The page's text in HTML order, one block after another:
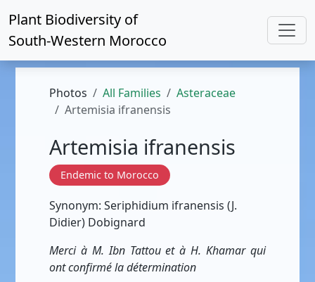
Plant Biodiversity of
South-Western Morocco
Photos All Families
Asteraceae
Artemisia ifranensis
Artemisia ifranensis
Endemic to Morocco
Synonym: Seriphidium ifranensis (J.
Didier) Dobignard
Merci à M. Ibn Tattou et à H. Khamar qui
ont confirmé la détermination